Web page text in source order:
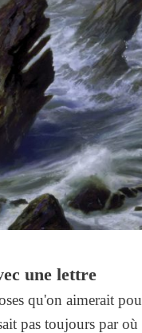
une lettre
qu'on aimerait
pas toujours par où